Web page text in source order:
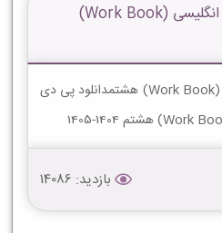
دانلود کتاب کار زبان انگلیسی (Work Book)
دانلود کتاب کار زبان انگلیسی (Work Book) هشتمدانلود پی دی
بازدید: 14086